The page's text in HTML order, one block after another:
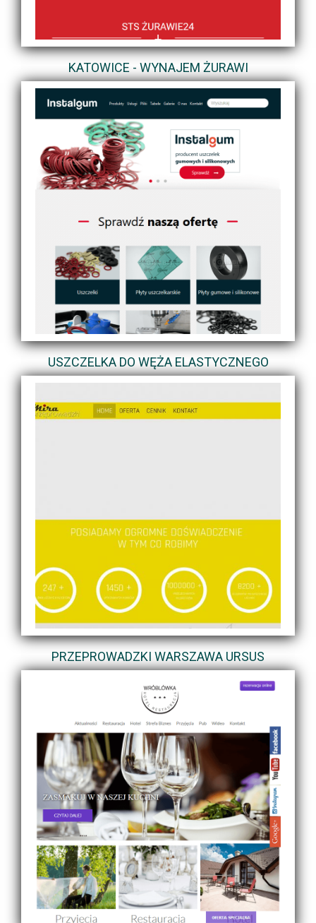
KATOWICE - WYNAJEM ŻURAWI
USZCZELKA DO WĘŻA ELASTYCZNEGO
PRZEPROWADZKI WARSZAWA URSUS